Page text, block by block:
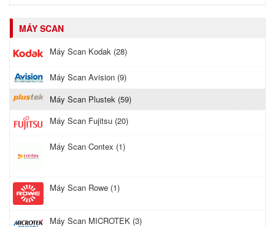
MÁY SCAN
Máy Scan Kodak (28)
Máy Scan Avision (9)
Máy Scan Plustek (59)
Máy Scan Fujitsu (20)
Máy Scan Contex (1)
Máy Scan Rowe (1)
Máy Scan MICROTEK (3)